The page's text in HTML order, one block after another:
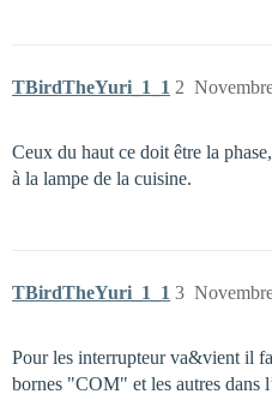
TBirdTheYuri_1_1 2
Ceux du haut ce doit être la
à la lampe de la cuisine.
TBirdTheYuri_1_1 3
Pour les interrupteur va&vient il
bornes "COM" et les autres dans